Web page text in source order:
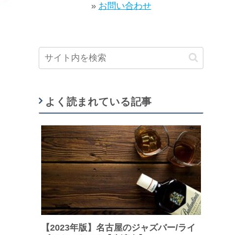
» お問い合わせ
よく読まれている記事
【2023年版】名古屋のジャズバー/ライ